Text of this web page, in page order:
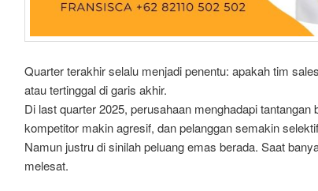
Quarter terakhir selalu menjadi penentu: apakah tim
atau tertinggal di garis akhir.
Di last quarter 2025, perusahaan menghadapi
kompetitor makin agresif, dan pelanggan semakin
Namun justru di sinilah peluang emas berada. Saat
melesat.